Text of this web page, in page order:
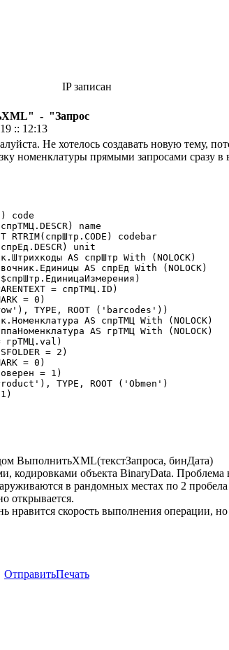
IP записан
- "Запрос
:: 12:13
Не хотелось создавать новую тему,
номенклатуры прямыми запросами
code
ВыполнитьXML(текстЗапроса, бинДата)
кодировками объекта BinaryData.
в рандомных местах по 2
открывается.
нравится скорость выполнения операции, но
ОтправитьПечать